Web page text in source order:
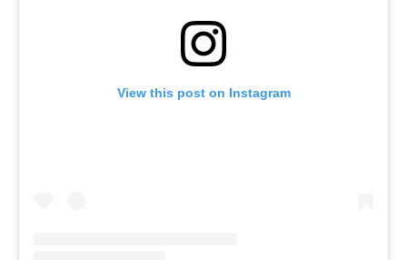
View this post on Instagram